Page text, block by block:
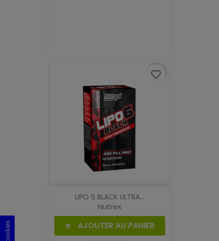
LIPO 6 BLACK ULTRA...
Nutrex
 AJOUTER AU PANIER
favorite_border